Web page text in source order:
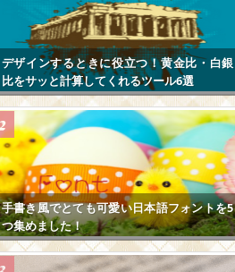
デザインするときに役立つ！黄金比・白銀
比をサッと計算してくれるツール6選
手書き風でとても可愛い日本語フォントを5
つ集めました！